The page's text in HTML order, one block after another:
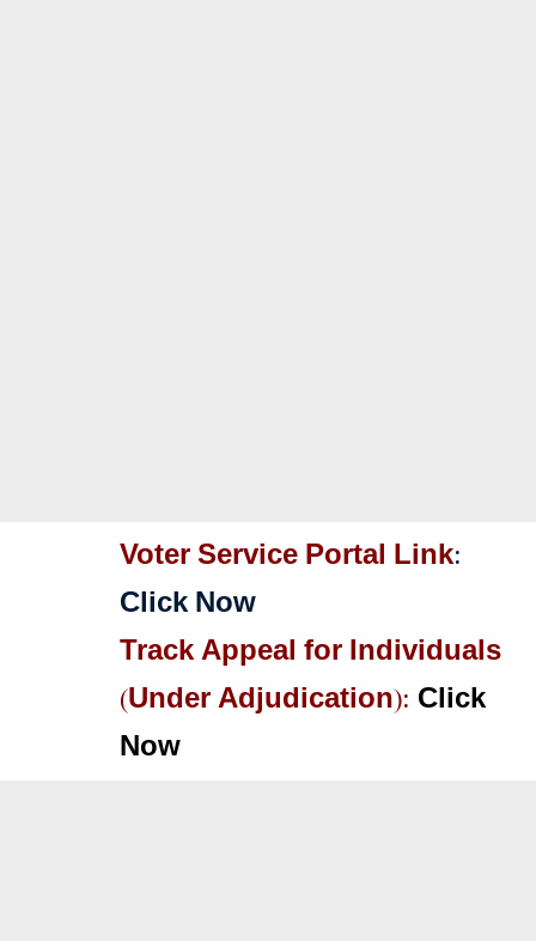
Voter Service Portal Link:
Click Now
Track Appeal for Individuals
(Under Adjudication): Click
Now